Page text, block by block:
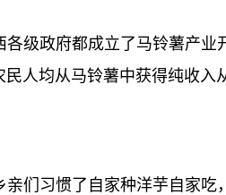
级政府都成立了马铃薯产业
民人均从马铃薯中获得纯收入
们习惯了自家种洋芋自家吃